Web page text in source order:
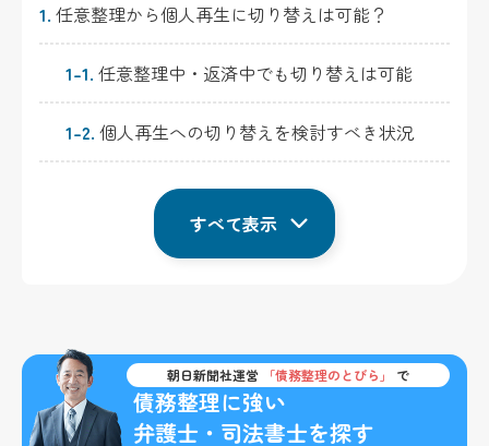
1. 任意整理から個人再生に切り替えは可能？
1-1. 任意整理中・返済中でも切り替えは可能
1-2. 個人再生への切り替えを検討すべき状況
すべて表示
朝日新聞社運営 「債務整理のとびら」 で
債務整理に強い
弁護士・司法書士を探す